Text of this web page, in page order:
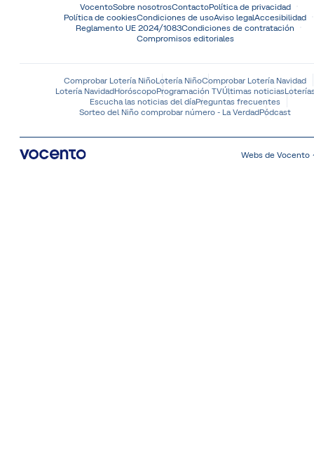
VocentoSobre nosotrosContactoPolítica de privacidad
Política de cookiesCondiciones de usoAviso legalAccesibilidad
Reglamento UE 2024/1083Condiciones de contratación
Compromisos editoriales
Comprobar Lotería NiñoLotería NiñoComprobar Lotería Navidad
Lotería NavidadHoróscopoProgramación TVÚltimas noticias
Escucha las noticias del díaPreguntas frecuentes
Sorteo del Niño comprobar número - La VerdadPódcast
Webs de Vocento